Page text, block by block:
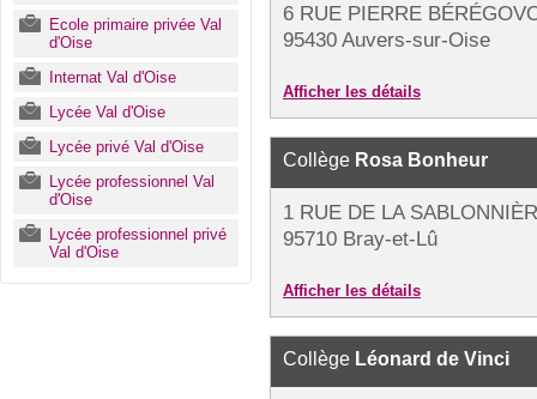
Ecole primaire privée Val
d'Oise
Internat Val d'Oise
Lycée Val d'Oise
Lycée privé Val d'Oise
Lycée professionnel Val
d'Oise
Lycée professionnel privé
Val d'Oise
6 RUE PIERRE
95430 Auvers-sur-Oise
Afficher les détails
Collège Rosa Bonheur
1 RUE DE LA
95710 Bray-et-Lû
Afficher les détails
Collège Léonard de Vinci